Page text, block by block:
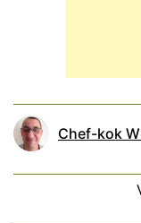
Chef-kok